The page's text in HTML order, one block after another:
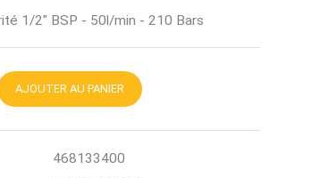
1/2" BSP - 50l/min - 210 Bars
AJOUTER AU PANIER
468133400